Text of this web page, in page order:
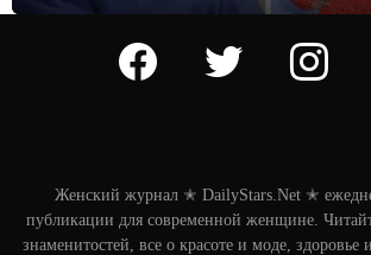
facebook twitter
Женский журнал ✭ DailyStars.Net ✭
публикации для современной женщине.
знаменитостей, все о красоте и моде, здоровье